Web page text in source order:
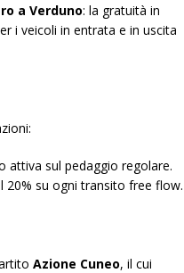
a Verduno: la gratuità in
i veicoli in entrata e in uscita
attiva sul pedaggio regolare.
20% su ogni transito free flow.
Azione Cuneo, il cui